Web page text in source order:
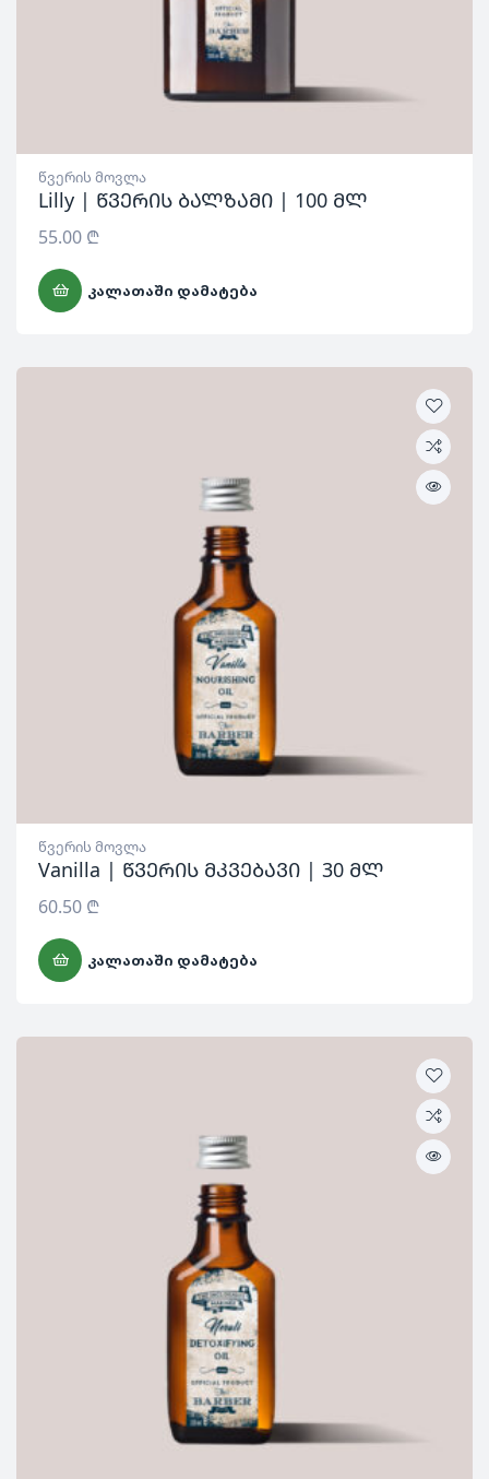
წვერის მოვლა
Lilly | წვერის ბალზამი | 100 მლ
55.00 ₾
ᲙᲐᲚᲐᲗᲐᲨᲘ ᲓᲐᲛᲐᲢᲔᲑᲐ
წვერის მოვლა
Vanilla | წვერის მკვებავი | 30 მლ
60.50 ₾
ᲙᲐᲚᲐᲗᲐᲨᲘ ᲓᲐᲛᲐᲢᲔᲑᲐ